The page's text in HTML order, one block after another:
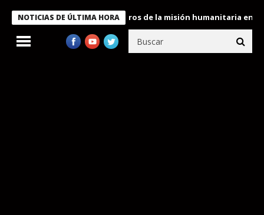
NOTICIAS DE ÚLTIMA HORA
Bukele condecora a miembros de la misión humanitaria enviada a